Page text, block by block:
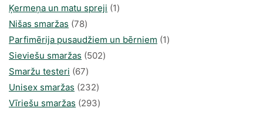
Ķermeņa un matu spreji 11
Nišas smaržas 7878
produkts
Parfimērija pusaudžiem un bērniem 11
Sieviešu smaržas 502502
Smaržu testeri 6767
produkts
Unisex smaržas 232232
produkts
Vīriešu smaržas 293293